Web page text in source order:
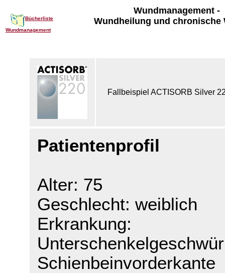
Bücherliste
Wundmanagement
Wundmanagement -
Wundheilung und chronische
Fallbeispiel ACTISORB Silver
Patientenprofil
Alter: 75
Geschlecht: weiblich
Erkrankung:
Schienbeinvorderkante